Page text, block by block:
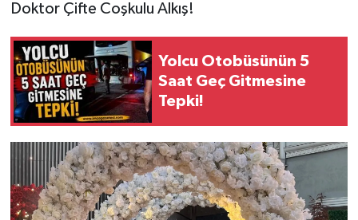
Doktor Çifte Coşkulu Alkış!
Yolcu Otobüsünün 5
Saat Geç Gitmesine
Tepki!